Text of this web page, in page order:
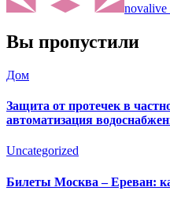
novalive
Вы пропустили
Дом
Защита от протечек в
автоматизация
Uncategorized
Билеты Москва – Ереван: